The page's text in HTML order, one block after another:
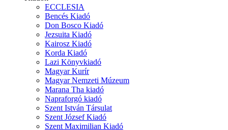
ECCLESIA
Bencés Kiadó
Don Bosco Kiadó
Jezsuita Kiadó
Kairosz Kiadó
Korda Kiadó
Lazi Könyvkiadó
Magyar Kurír
Magyar Nemzeti Múzeum
Marana Tha kiadó
Napraforgó kiadó
Szent István Társulat
Szent József Kiadó
Szent Maximilian Kiadó